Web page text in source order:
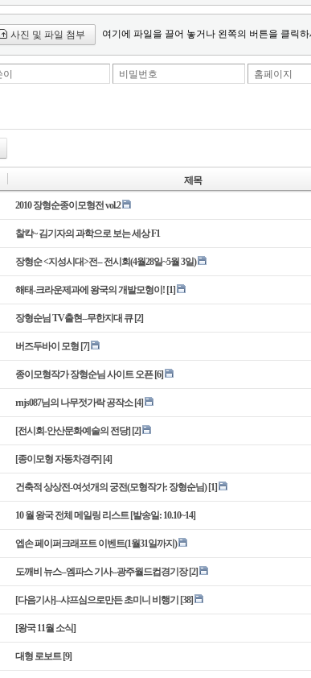
사진 및 파일 첨부 여기에 파일을 끌어 놓거나 왼쪽의 버튼을 클릭
이 비밀번호 홈페이지
제목
2010 장형순종이모형전 vol.2
찰칵~ 김기자의 과학으로 보는 세상 F1
장형순 <지성시대>전-- 전시회(4월28일~5월 3일)
해태-크라운제과에 왕국의 개발모형이! [1]
장형순님 TV출현--무한지대 큐 [2]
버즈두바이 모형 [7]
종이모형작가 장형순님 사이트 오픈 [6]
rnjs087님의 나무젓가락 공작소 [4]
[전시회-안산문화예술의 전당] [2]
[종이모형 자동차경주] [4]
건축적 상상전-여섯개의 궁전(모형작가: 장형순님) [1]
10 월 왕국 전체 메일링 리스트 [발송일: 10.10~14]
엡손 페이퍼크래프트 이벤트(1월31일까지)
도깨비 뉴스--엠파스 기사--광주월드컵경기장 [2]
[다음기사]--샤프심으로만든 초미니 비행기 [38]
[왕국 11월 소식]
대형 로보트 [9]